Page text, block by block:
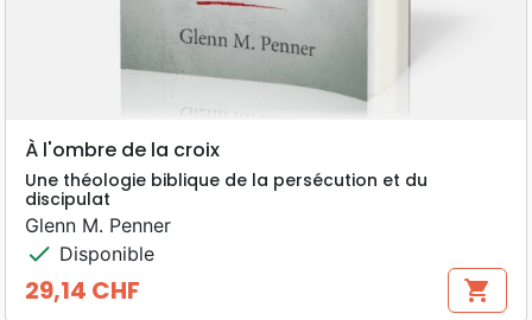
À l'ombre de la croix
Une théologie biblique de la persécution et du
discipulat
Glenn M. Penner
check Disponible
Prix
29,14 CHF shopping_cart